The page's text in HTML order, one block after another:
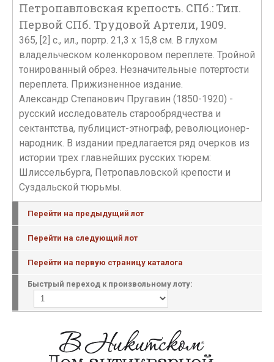
Петропавловская крепость. СПб.: Тип.
Первой СПб. Трудовой Артели, 1909.
365, [2] с., ил., портр. 21,3 х 15,8 см. В глухом
владельческом коленкоровом переплете. Тройной
тонированный обрез. Незначительные потертости
переплета. Прижизненное издание.
Александр Степанович Пругавин (1850-1920) -
русский исследователь старообрядчества и
сектантства, публицист-этнограф, революционер-
народник. В издании предлагается ряд очерков из
истории трех главнейших русских тюрем:
Шлиссельбурга, Петропавловской крепости и
Суздальской тюрьмы.
Перейти на предыдущий лот
Перейти на следующий лот
Перейти на первую страницу каталога
Быстрый переход к произвольному лоту: